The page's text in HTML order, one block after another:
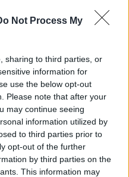
Not Process My
sharing to third parties, or
information for
use the below opt-out
Please note that after your
may continue seeing
information utilized by
to third parties prior to
opt-out of the further
by third parties on the
This information may
vs